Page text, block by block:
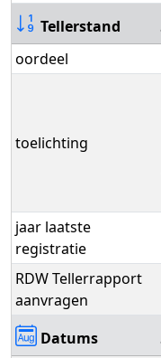
Tellerstand
oordeel
toelichting
jaar laatste
registratie
RDW Tellerrapport
aanvragen
Datums